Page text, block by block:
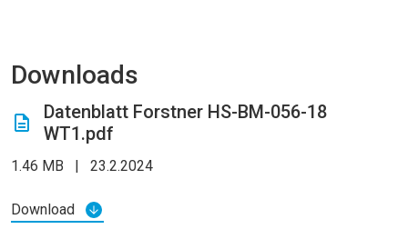
Downloads
Datenblatt Forstner HS-BM-056-18
WT1.pdf
1.46 MB | 23.2.2024
Download